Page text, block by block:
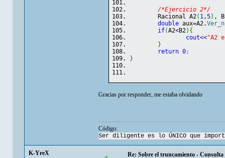
/*Ejercicio 2*/
	Racional A2
( 1,5) ,
double aux=A2.
if(A2<B2) {
cout<<"A2
}
return 0;
}
Gracias por responder, me estaba olvidando
Código:
Ser diligente es lo ÚNICO que
K-YreX
Re: Sobre el truncamiento - Consulta